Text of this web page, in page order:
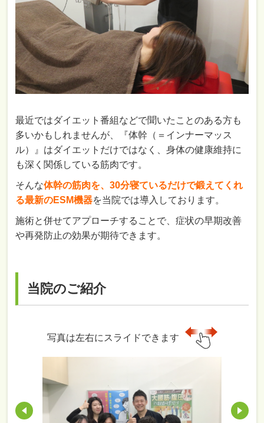
最近ではダイエット番組などで聞いたことのある方も
多いかもしれませんが、『体幹（＝インナーマッス
ル）』はダイエットだけではなく、身体の健康維持に
も深く関係している筋肉です。
そんな体幹の筋肉を、30分寝ているだけで鍛えてくれ
る最新のESM機器を当院では導入しております。
施術と併せてアプローチすることで、症状の早期改善
や再発防止の効果が期待できます。
当院のご紹介
写真は左右にスライドできます